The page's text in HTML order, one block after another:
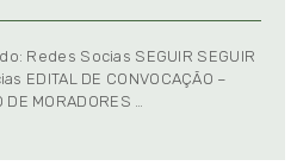
Redes Socias SEGUIR SEGUIR
EDITAL DE CONVOCAÇÃO –
MORADORES …